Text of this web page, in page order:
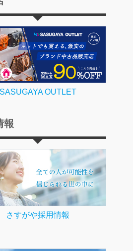
SASUGAYA OUTLET
報
さすがや採用情報